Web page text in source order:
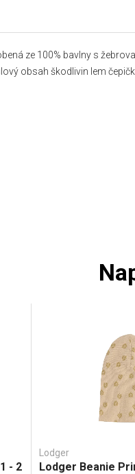
ze 100% bavlny s
obsah škodlivin lem
- 2
Lodger
Lodger Beanie